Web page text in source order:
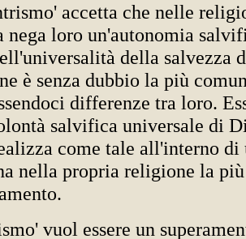
accetta che nelle
nega loro un'autonomia
della salvezza
è senza dubbio la più
differenze tra loro.
salvifica universale di
come tale all'interno di
nella propria religione la più
vuol essere un